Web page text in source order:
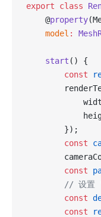
export class
    @
property
    model
:
    start
        const
        });
        const
        const
// 设置
        const
        const